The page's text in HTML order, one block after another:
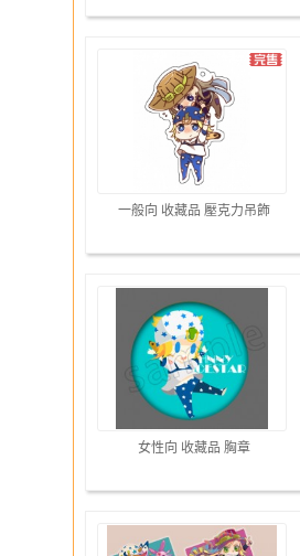
一般向 收藏品 壓克力吊飾
女性向 收藏品 胸章